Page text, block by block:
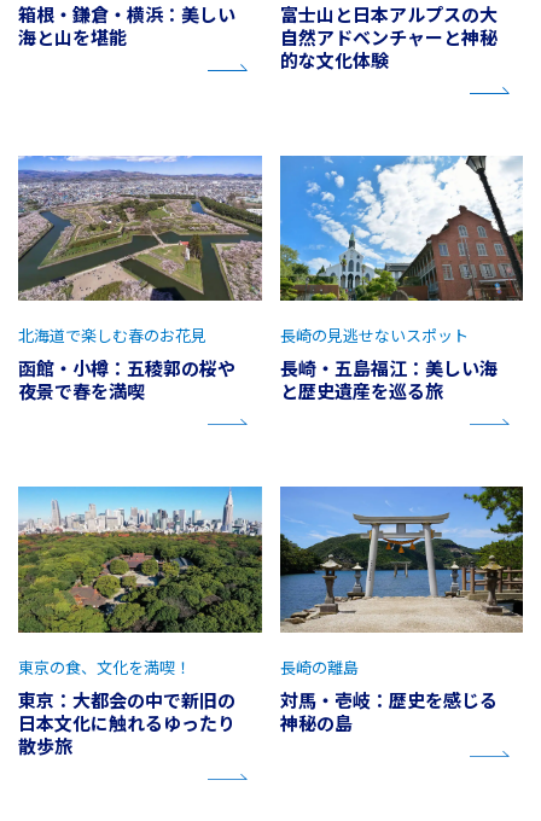
箱根・鎌倉・横浜：美しい
海と山を堪能
富士山と日本アルプスの大
自然アドベンチャーと神秘
的な文化体験
函館・小樽：五稜郭の桜や
夜景で春を満喫
北海道で楽しむ春のお花見
長崎・五島福江：美しい海
と歴史遺産を巡る旅
長崎の見逃せないスポット
東京：大都会の中で新旧の
日本文化に触れるゆったり
散歩旅
東京の食、文化を満喫！
対馬・壱岐：歴史を感じる
神秘の島
長崎の離島